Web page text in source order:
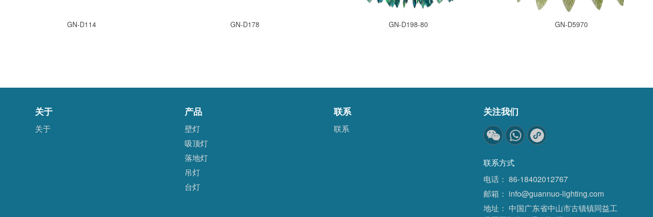
GN-D114 GN-D178 GN-D198-80 GN-D5970
关于
关于
产品
壁灯
吸顶灯
落地灯
吊灯
台灯
联系
联系
关注我们
联系方式
电话： 86-18402012767
邮箱： info@guannuo-lighting.com
地址： 中国广东省中山市古镇镇同益工